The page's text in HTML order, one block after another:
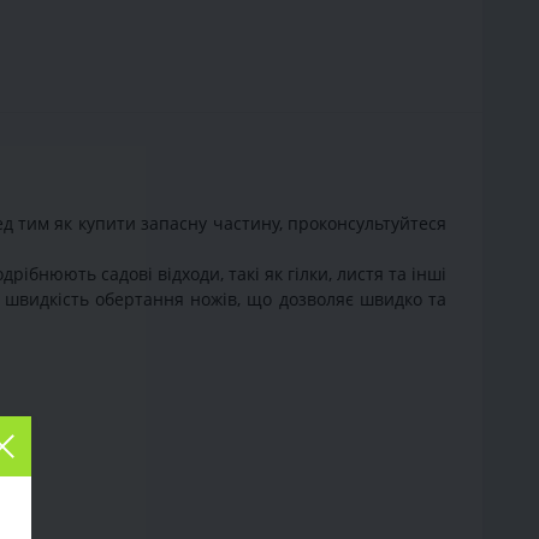
тим як купити запасну частину, проконсультуйтеся
садові відходи, такі як гілки, листя та інші
обертання ножів, що дозволяє швидко та